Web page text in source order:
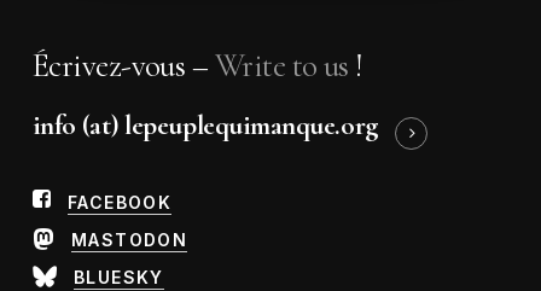
Écrivez-vous –Write to us !
info (at) lepeuplequimanque.org
FACEBOOK
MASTODON
BLUESKY